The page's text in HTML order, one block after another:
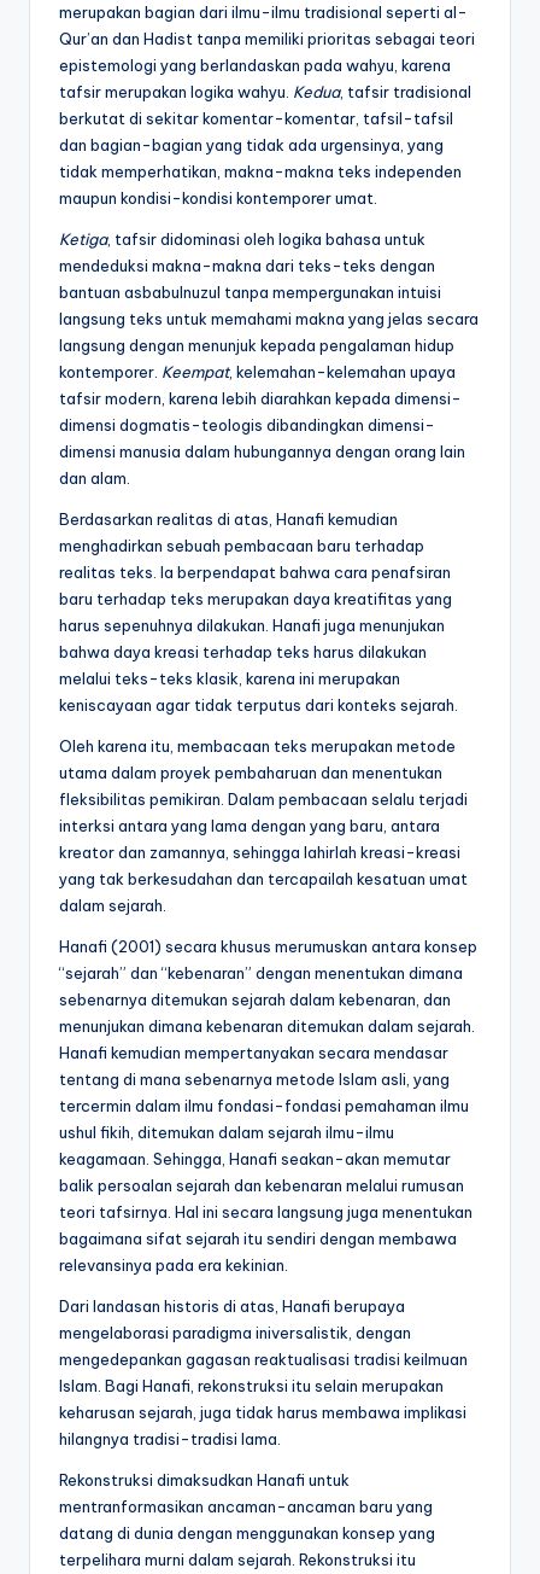
merupakan bagian dari ilmu-ilmu tradisional seperti al-
Qur’an dan Hadist tanpa memiliki prioritas sebagai teori
epistemologi yang berlandaskan pada wahyu, karena
tafsir merupakan logika wahyu. Kedua, tafsir tradisional
berkutat di sekitar komentar-komentar, tafsil-tafsil
dan bagian-bagian yang tidak ada urgensinya, yang
tidak memperhatikan, makna-makna teks independen
maupun kondisi-kondisi kontemporer umat.
Ketiga, tafsir didominasi oleh logika bahasa untuk
mendeduksi makna-makna dari teks-teks dengan
bantuan asbabulnuzul tanpa mempergunakan intuisi
langsung teks untuk memahami makna yang jelas secara
langsung dengan menunjuk kepada pengalaman hidup
kontemporer. Keempat, kelemahan-kelemahan upaya
tafsir modern, karena lebih diarahkan kepada dimensi-
dimensi dogmatis-teologis dibandingkan dimensi-
dimensi manusia dalam hubungannya dengan orang lain
dan alam.
Berdasarkan realitas di atas, Hanafi kemudian
menghadirkan sebuah pembacaan baru terhadap
realitas teks. Ia berpendapat bahwa cara penafsiran
baru terhadap teks merupakan daya kreatifitas yang
harus sepenuhnya dilakukan. Hanafi juga menunjukan
bahwa daya kreasi terhadap teks harus dilakukan
melalui teks-teks klasik, karena ini merupakan
keniscayaan agar tidak terputus dari konteks sejarah.
Oleh karena itu, membacaan teks merupakan metode
utama dalam proyek pembaharuan dan menentukan
fleksibilitas pemikiran. Dalam pembacaan selalu terjadi
interksi antara yang lama dengan yang baru, antara
kreator dan zamannya, sehingga lahirlah kreasi-kreasi
yang tak berkesudahan dan tercapailah kesatuan umat
dalam sejarah.
Hanafi (2001) secara khusus merumuskan antara konsep
“sejarah” dan “kebenaran” dengan menentukan dimana
sebenarnya ditemukan sejarah dalam kebenaran, dan
menunjukan dimana kebenaran ditemukan dalam sejarah.
Hanafi kemudian mempertanyakan secara mendasar
tentang di mana sebenarnya metode Islam asli, yang
tercermin dalam ilmu fondasi-fondasi pemahaman ilmu
ushul fikih, ditemukan dalam sejarah ilmu-ilmu
keagamaan. Sehingga, Hanafi seakan-akan memutar
balik persoalan sejarah dan kebenaran melalui rumusan
teori tafsirnya. Hal ini secara langsung juga menentukan
bagaimana sifat sejarah itu sendiri dengan membawa
relevansinya pada era kekinian.
Dari landasan historis di atas, Hanafi berupaya
mengelaborasi paradigma iniversalistik, dengan
mengedepankan gagasan reaktualisasi tradisi keilmuan
Islam. Bagi Hanafi, rekonstruksi itu selain merupakan
keharusan sejarah, juga tidak harus membawa implikasi
hilangnya tradisi-tradisi lama.
Rekonstruksi dimaksudkan Hanafi untuk
mentranformasikan ancaman-ancaman baru yang
datang di dunia dengan menggunakan konsep yang
terpelihara murni dalam sejarah. Rekonstruksi itu